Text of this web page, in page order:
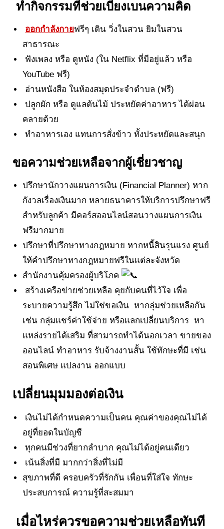
ทำกิจกรรมที่ช่วยเบี่ยงเบนความคิด
ออกกำลังกายฟรีๆ เดิน วิ่งในสวน ยิมในสวน
สาธารณะ
ฟังเพลง หรือ ดูหนัง (ใน Netflix ที่มีอยู่แล้ว หรือ
YouTube ฟรี)
อ่านหนังสือ ในห้องสมุดประจำตำบล (ฟรี)
ปลูกผัก หรือ ดูแลต้นไม้ ประหยัดค่าอาหาร ได้ผ่อน
คลายด้วย
ทำอาหารเอง แทนการสั่งข้าว ทั้งประหยัดและสนุก
ขอความช่วยเหลือจากผู้เชี่ยวชาญ
ปรึกษานักวางแผนการเงิน (Financial Planner) หาก
กังวลเรื่องเงินมาก หลายธนาคารให้บริการปรึกษาฟรี
สำหรับลูกค้า มีคอร์สออนไลน์สอนวางแผนการเงิน
ฟรีมากมาย
ปรึกษาที่ปรึกษาทางกฎหมาย หากหนี้สินรุนแรง ศูนย์
ให้คำปรึกษาทางกฎหมายฟรีในแต่ละจังหวัด
สำนักงานคุ้มครองผู้บริโภค
สร้างเครือข่ายช่วยเหลือ คุยกับคนที่ไว้ใจ เพื่อ
ระบายความรู้สึก ไม่ใช่ขอเงิน หากลุ่มช่วยเหลือกัน
เช่น กลุ่มแชร์ค่าใช้จ่าย หรือแลกเปลี่ยนบริการ หา
แหล่งรายได้เสริม ที่สามารถทำได้นอกเวลา ขายของ
ออนไลน์ ทำอาหาร รับจ้างงานสั้น ใช้ทักษะที่มี เช่น
สอนพิเศษ แปลงาน ออกแบบ
เปลี่ยนมุมมองต่อเงิน
เงินไม่ได้กำหนดความเป็นคน คุณค่าของคุณไม่ได้
อยู่ที่ยอดในบัญชี
ทุกคนมีช่วงที่ยากลำบาก คุณไม่ได้อยู่คนเดียว
เน้นสิ่งที่มี มากกว่าสิ่งที่ไม่มี
สุขภาพที่ดี ครอบครัวที่รักกัน เพื่อนที่ใส่ใจ ทักษะ
ประสบการณ์ ความรู้ที่สะสมมา
เมื่อไหร่ควรขอความช่วยเหลือทันที